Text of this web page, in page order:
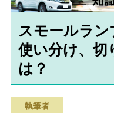
スモールラ
使い分け、切
は？
執筆者